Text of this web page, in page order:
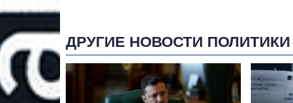
ДРУГИЕ НОВОСТИ ПОЛИТИКИ